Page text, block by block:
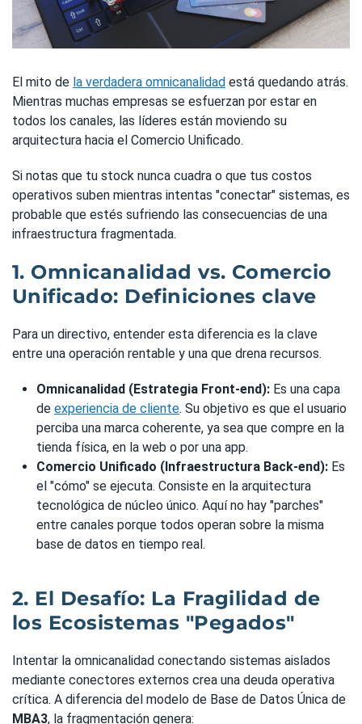
El mito de la verdadera omnicanalidad está quedando atrás.
Mientras muchas empresas se esfuerzan por estar en
todos los canales, las líderes están moviendo su
arquitectura hacia el Comercio Unificado.
Si notas que tu stock nunca cuadra o que tus costos
operativos suben mientras intentas "conectar" sistemas, es
probable que estés sufriendo las consecuencias de una
infraestructura fragmentada.
1. Omnicanalidad vs. Comercio
Unificado: Definiciones clave
Para un directivo, entender esta diferencia es la clave
entre una operación rentable y una que drena recursos.
Omnicanalidad (Estrategia Front-end): Es una capa
de experiencia de cliente. Su objetivo es que el usuario
perciba una marca coherente, ya sea que compre en la
tienda física, en la web o por una app.
Comercio Unificado (Infraestructura Back-end): Es
el "cómo" se ejecuta. Consiste en la arquitectura
tecnológica de núcleo único. Aquí no hay "parches"
entre canales porque todos operan sobre la misma
base de datos en tiempo real.
2. El Desafío: La Fragilidad de
los Ecosistemas "Pegados"
Intentar la omnicanalidad conectando sistemas aislados
mediante conectores externos crea una deuda operativa
crítica. A diferencia del modelo de Base de Datos Única de
MBA3, la fragmentación genera: